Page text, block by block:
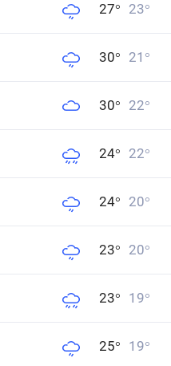
27° 23°
30° 21 °
30° 22°
24° 22°
24° 20°
23° 20°
23° 19°
25° 19°